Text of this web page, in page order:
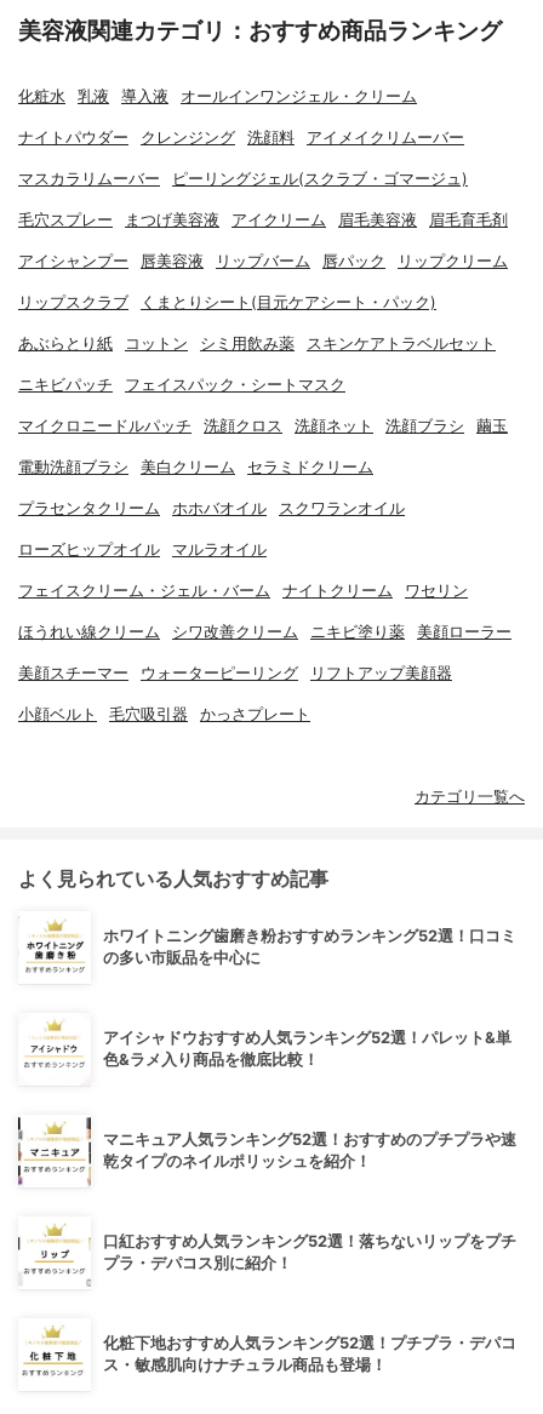
美容液関連カテゴリ：おすすめ商品ランキング
化粧水 乳液 導入液 オールインワンジェル・クリーム
ナイトパウダー クレンジング 洗顔料 アイメイクリムーバー
マスカラリムーバー ピーリングジェル(スクラブ・ゴマージュ)
毛穴スプレー まつげ美容液 アイクリーム 眉毛美容液 眉毛育毛剤
アイシャンプー 唇美容液 リップバーム 唇パック リップクリーム
リップスクラブ くまとりシート(目元ケアシート・パック)
あぶらとり紙 コットン シミ用飲み薬 スキンケアトラベルセット
ニキビパッチ フェイスパック・シートマスク
マイクロニードルパッチ 洗顔クロス 洗顔ネット 洗顔ブラシ 繭玉
電動洗顔ブラシ 美白クリーム セラミドクリーム
プラセンタクリーム ホホバオイル スクワランオイル
ローズヒップオイル マルラオイル
フェイスクリーム・ジェル・バーム ナイトクリーム ワセリン
ほうれい線クリーム シワ改善クリーム ニキビ塗り薬 美顔ローラー
美顔スチーマー ウォーターピーリング リフトアップ美顔器
小顔ベルト 毛穴吸引器 かっさプレート
カテゴリ一覧へ
よく見られている人気おすすめ記事
ホワイトニング歯磨き粉おすすめランキング52選！口コミ
の多い市販品を中心に
アイシャドウおすすめ人気ランキング52選！パレット&単
色&ラメ入り商品を徹底比較！
マニキュア人気ランキング52選！おすすめのプチプラや速
乾タイプのネイルポリッシュを紹介！
口紅おすすめ人気ランキング52選！落ちないリップをプチ
プラ・デパコス別に紹介！
化粧下地おすすめ人気ランキング52選！プチプラ・デパコ
ス・敏感肌向けナチュラル商品も登場！